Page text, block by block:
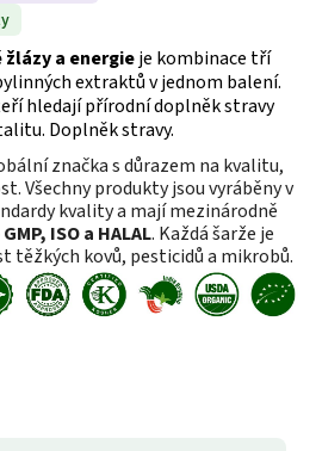
a energieje kombinace tří
extraktů v jednom balení.
hledají přírodní doplněk stravy
Doplněk stravy.
značka s důrazem na kvalitu,
Všechny produkty jsou vyráběny v
kvality a mají mezinárodně
ISO a HALAL. Každá šarže je
kovů, pesticidů a mikrobů.